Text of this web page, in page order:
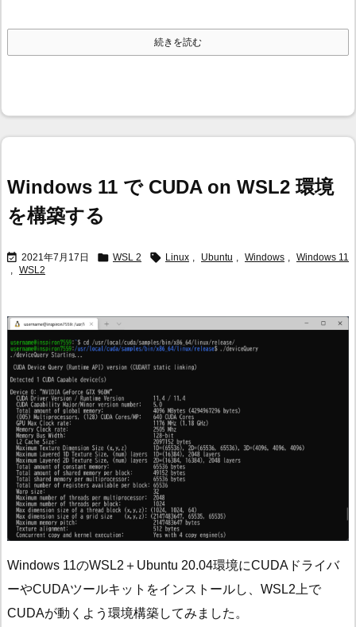
続きを読む
Windows 11 で CUDA on WSL2 環境
を構築する
 2021年7月17日  WSL 2  Linux , Ubuntu , Windows , Windows 11
, WSL2
Windows 11のWSL2＋Ubuntu 20.04環境にCUDAドライバ
ーやCUDAツールキットをインストールし、WSL2上で
CUDAが動くよう環境構築してみました。